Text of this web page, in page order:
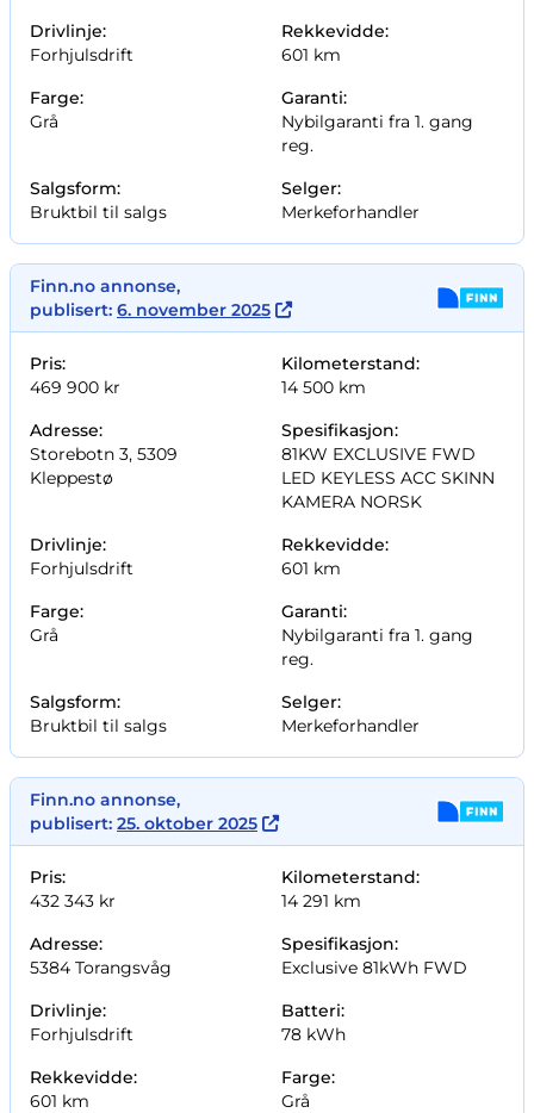
Drivlinje:
Forhjulsdrift
Rekkevidde:
601 km
Farge:
Grå
Garanti:
Nybilgaranti fra 1. gang
reg.
Salgsform:
Bruktbil til salgs
Selger:
Merkeforhandler
Finn.no annonse,
publisert: 6. november 2025
Pris:
469 900 kr
Kilometerstand:
14 500 km
Adresse:
Storebotn 3, 5309
Kleppestø
Spesifikasjon:
81KW EXCLUSIVE FWD
LED KEYLESS ACC SKINN
KAMERA NORSK
Drivlinje:
Forhjulsdrift
Rekkevidde:
601 km
Farge:
Grå
Garanti:
Nybilgaranti fra 1. gang
reg.
Salgsform:
Bruktbil til salgs
Selger:
Merkeforhandler
Finn.no annonse,
publisert: 25. oktober 2025
Pris:
432 343 kr
Kilometerstand:
14 291 km
Adresse:
5384 Torangsvåg
Spesifikasjon:
Exclusive 81kWh FWD
Drivlinje:
Forhjulsdrift
Batteri:
78 kWh
Rekkevidde:
601 km
Farge:
Grå